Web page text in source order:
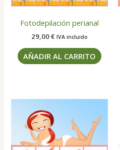
Fotodepilación perianal
29,00€ IVA incluido
AÑADIR AL CARRITO